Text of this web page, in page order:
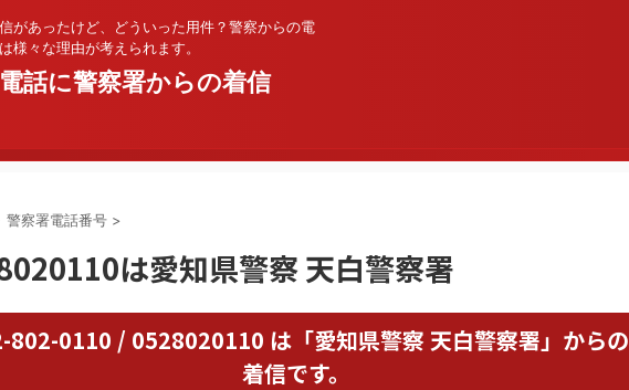
があったけど、どういった用件？警察からの電
様々な理由が考えられます。
話に警察署からの着信
警察署電話番号 >
は愛知県警察 天白警察署
802-0110 / 0528020110 は「愛知県警察 天白警察署」からの
着信です。